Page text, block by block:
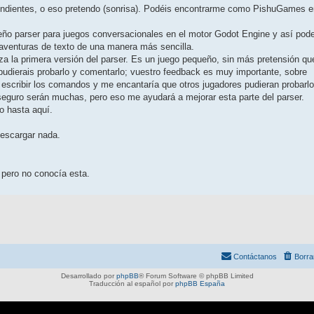
o eso pretendo (sonrisa). Podéis encontrarme como PishuGames
parser para juegos conversacionales en el motor Godot Engine y así
de texto de una manera más sencilla.
la primera versión del parser. Es un juego pequeño, sin más pretensión
probarlo y comentarlo; vuestro feedback es muy importante, sobre
los comandos y me encantaría que otros jugadores pudieran probarlo
serán muchas, pero eso me ayudará a mejorar esta parte del parser.
hasta aquí.
nada.
no conocía esta.
Contáctanos
Desarrollado por phpBB® Forum Software © phpBB Limited
Traducción al español por phpBB España